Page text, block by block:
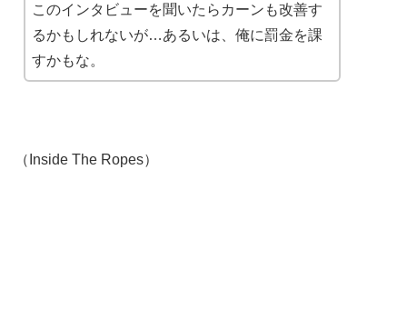
このインタビューを聞いたらカーンも改善す
るかもしれないが…あるいは、俺に罰金を課
すかもな。
（Inside The Ropes）